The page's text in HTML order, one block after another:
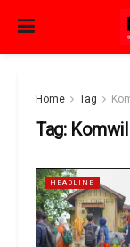
Home Tag
Tag:
HEADLINE